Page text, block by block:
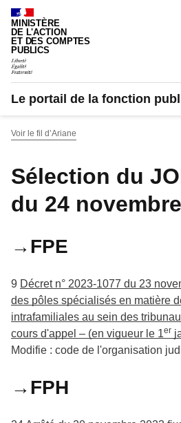
Panneau de gestion des cookies
MINISTÈRE
DE L'ACTION
ET DES COMPTES
PUBLICS
Le portail de la fonction
Voir le fil d’Ariane
Sélection du
du 24
→FPE
9 Décret n° 2023-1077 du 23
des pôles spécialisés en matière
intrafamiliales au sein des
cours d'appel – (en vigueur le 1er
Modifie : code de l'organisation
→FPH